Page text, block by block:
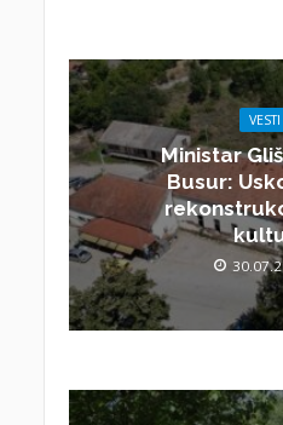
VESTI
Ministar
Busur: